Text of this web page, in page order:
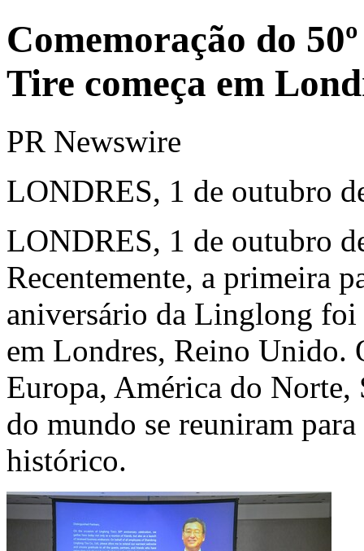
Comemoração do
Tire começa em
PR Newswire
LONDRES, 1 de outubro
LONDRES, 1 de outubro
Recentemente, a primeira
aniversário da Linglong foi
em Londres, Reino Unido.
Europa, América do Norte,
do mundo se reuniram
histórico.